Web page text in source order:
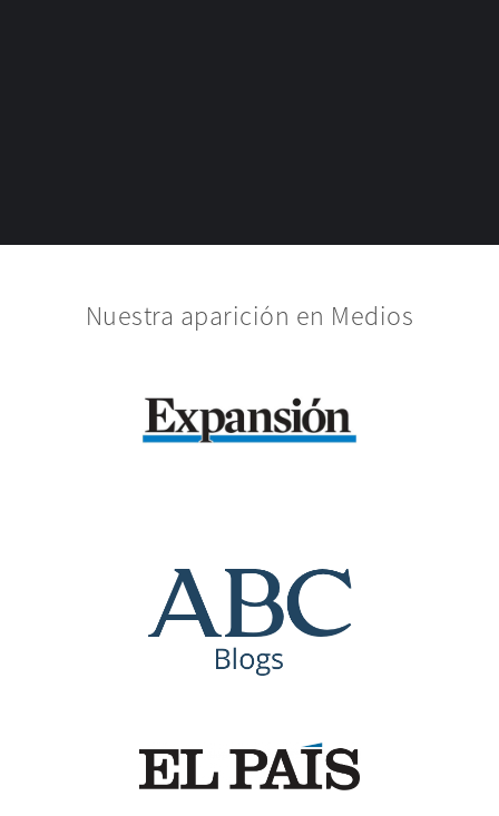
Nuestra aparición en Medios